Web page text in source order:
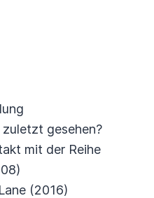
gesehen?
mit der Reihe
(2016)